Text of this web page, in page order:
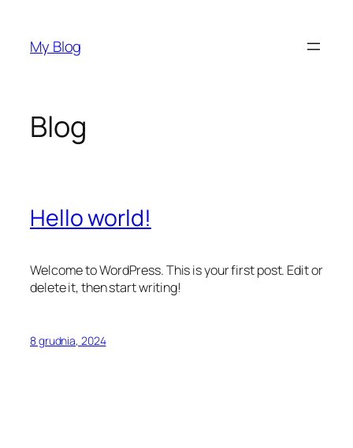
treściMy Blog
Blog
Hello world!
Welcome to WordPress. This is your first post. Edit or
delete it, then start writing!
8 grudnia, 2024